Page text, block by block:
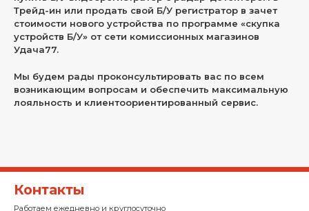
Трейд-ин или продать свой Б/У регистратор в зачет
стоимости нового устройства по программе «скупка
устройств Б/У» от сети комиссионных магазинов
Удача77.
Мы будем рады проконсультировать вас по всем
возникающим вопросам и обеспечить максимальную
лояльность и клиентоориентированный сервис.
Контакты
Работаем ежедневно и круглосуточно